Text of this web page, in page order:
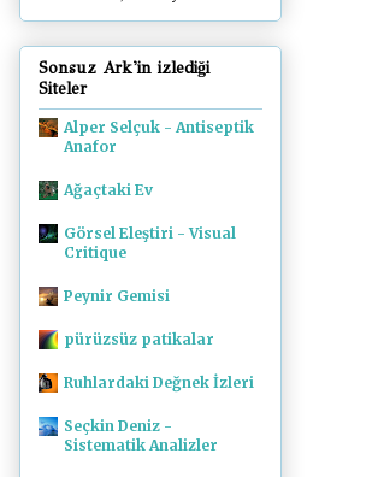
Sonsuz Ark'in izlediği
Siteler
Alper Selçuk - Antiseptik
Anafor
Ağaçtaki Ev
Görsel Eleştiri - Visual
Critique
Peynir Gemisi
pürüzsüz patikalar
Ruhlardaki Değnek İzleri
Seçkin Deniz -
Sistematik Analizler